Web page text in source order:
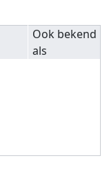
Ook bekend
als